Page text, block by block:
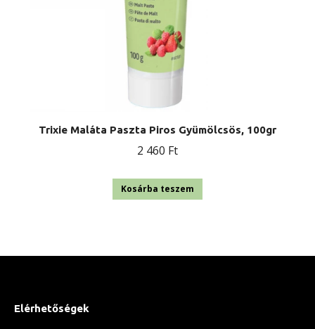
Trixie Maláta Paszta Piros Gyümölcsös, 100gr
2 460 Ft
Kosárba teszem
Elérhetőségek